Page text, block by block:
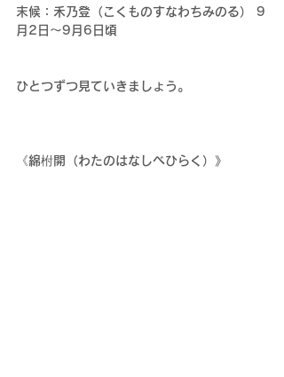
末候：禾乃登（こくものすなわちみのる） 9
月2日〜9月6日頃
ひとつずつ見ていきましょう。
《綿柎開（わたのはなしべひらく）》